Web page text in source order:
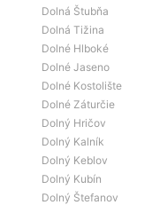
Dolná Štubňa
Dolná Tižina
Dolné Hlboké
Dolné Jaseno
Dolné Kostolište
Dolné Záturčie
Dolný Hričov
Dolný Kalník
Dolný Keblov
Dolný Kubín
Dolný Štefanov